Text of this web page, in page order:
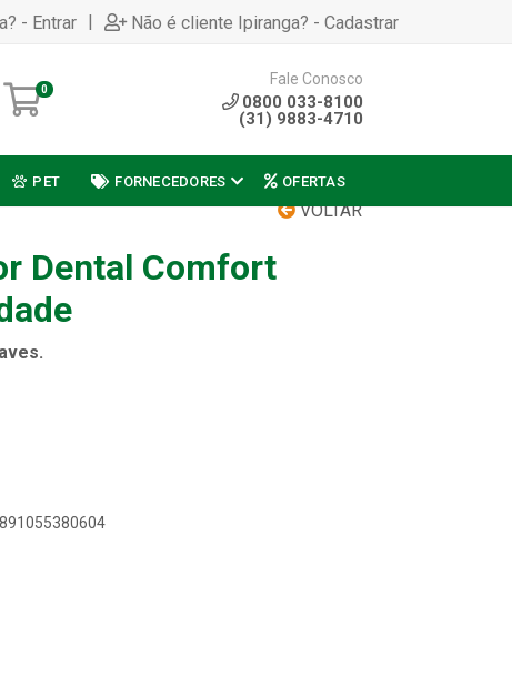
- Entrar | Não é cliente Ipiranga? - Cadastrar
0
Fale Conosco
0800 033-8100
(31) 9883-4710
PET FORNECEDORES OFERTAS
VOLTAR
Dental Comfort